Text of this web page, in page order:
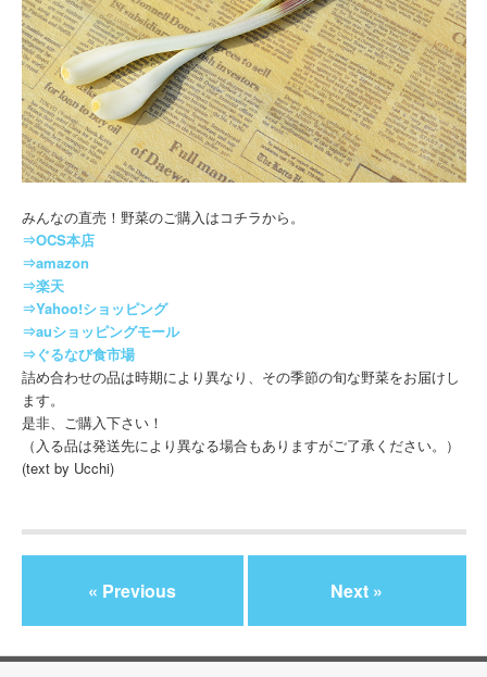
みんなの直売！野菜のご購入はコチラから。
⇒OCS本店
⇒amazon
⇒楽天
⇒Yahoo!ショッピング
⇒auショッピングモール
⇒ぐるなび食市場
詰め合わせの品は時期により異なり、その季節の旬な野菜をお届けし
ます。
是非、ご購入下さい！
（入る品は発送先により異なる場合もありますがご了承ください。）
(text by Ucchi)
« Previous Next »